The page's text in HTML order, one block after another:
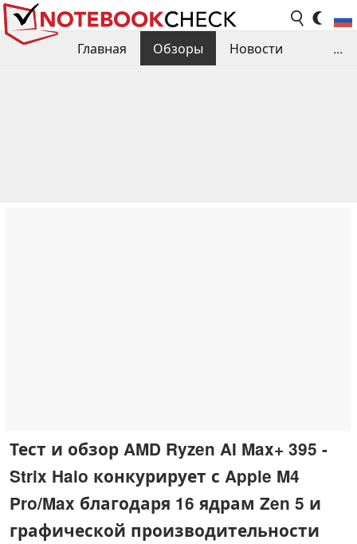
Главная Обзоры
Новости
...
Тест и обзор AMD Ryzen AI Max+ 395 -
Strix Halo конкурирует с Apple M4
Pro/Max благодаря 16 ядрам Zen 5 и
графической производительности